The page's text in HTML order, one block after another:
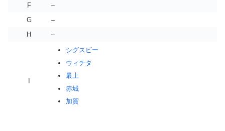
F
–
G
–
H
–
I
シグスビー
ウィチタ
最上
赤城
加賀